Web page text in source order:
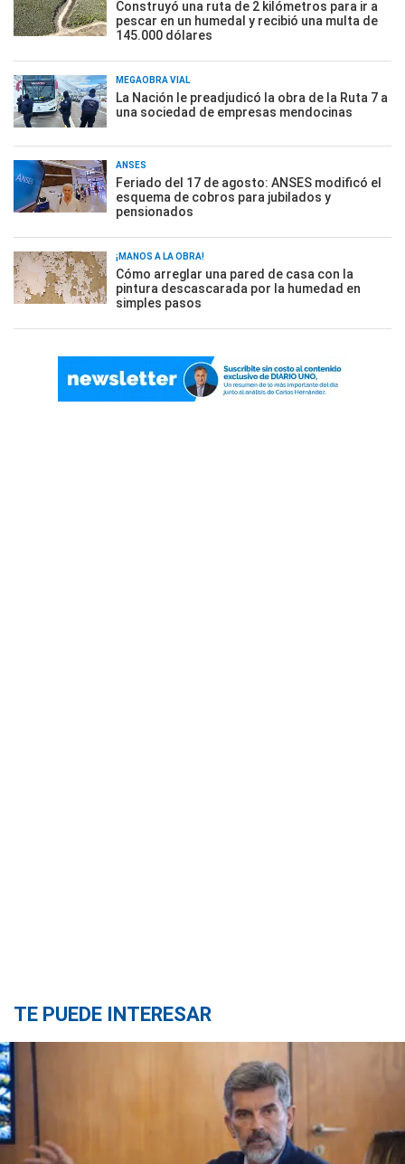
Construyó una ruta de 2 kilómetros para ir a
pescar en un humedal y recibió una multa de
145.000 dólares
MEGAOBRA VIAL
La Nación le preadjudicó la obra de la Ruta 7 a
una sociedad de empresas mendocinas
ANSES
Feriado del 17 de agosto: ANSES modificó el
esquema de cobros para jubilados y
pensionados
¡MANOS A LA OBRA!
Cómo arreglar una pared de casa con la
pintura descascarada por la humedad en
simples pasos
TE PUEDE INTERESAR